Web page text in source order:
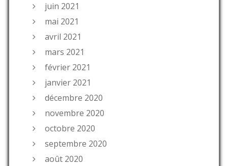
juin 2021
mai 2021
avril 2021
mars 2021
février 2021
janvier 2021
décembre 2020
novembre 2020
octobre 2020
septembre 2020
août 2020